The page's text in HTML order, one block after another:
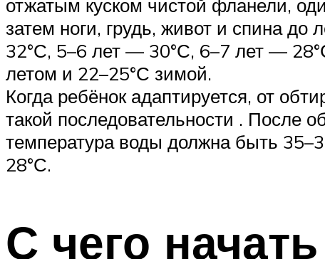
отжатым куском чистой фланели,
затем ноги, грудь, живот и спина до
32°С, 5–6 лет — 30°С, 6–7 лет —
летом и 22–25°С зимой.
Когда ребёнок адаптируется, от
такой последовательности . После
температура воды должна быть
28°С.
С чего